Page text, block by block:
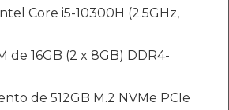
Core i5-10300H (2.5GHz,
de 16GB (2 x 8GB) DDR4-
de 512GB M.2 NVMe PCIe